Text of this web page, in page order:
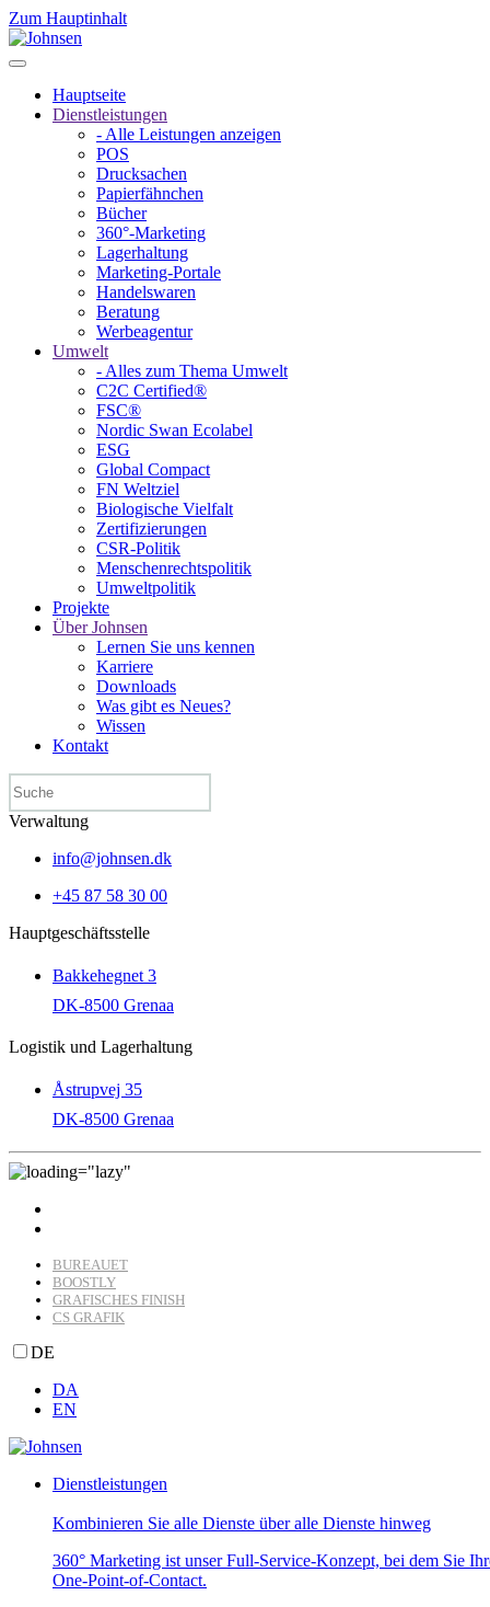
Zum Hauptinhalt
Hauptseite
Dienstleistungen
- Alle Leistungen anzeigen
POS
Drucksachen
Papierfähnchen
Bücher
360°-Marketing
Lagerhaltung
Marketing-Portale
Handelswaren
Beratung
Werbeagentur
Umwelt
- Alles zum Thema Umwelt
C2C Certified®
FSC®
Nordic Swan Ecolabel
ESG
Global Compact
FN Weltziel
Biologische Vielfalt
Zertifizierungen
CSR-Politik
Menschen­rechtspolitik
Umweltpolitik
Projekte
Über Johnsen
Lernen Sie uns kennen
Karriere
Downloads
Was gibt es Neues?
Wissen
Kontakt
Verwaltung
info@johnsen.dk
+45 87 58 30 00
Hauptgeschäftsstelle
Bakkehegnet 3
DK-8500 Grenaa
Logistik und Lagerhaltung
Åstrupvej 35
DK-8500 Grenaa
BUREAUET
BOOSTLY
GRAFISCHES FINISH
CS GRAFIK
DE
DA
EN
Dienstleistungen
Kombinieren Sie alle Dienste über alle Dienste hinweg
360° Marketing ist unser Full-Service-Konzept, bei dem Sie
One-Point-of-Contact.